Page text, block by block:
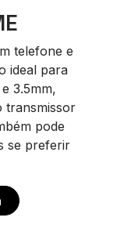
telefone e
ideal para
3.5mm,
transmissor
pode
se preferir